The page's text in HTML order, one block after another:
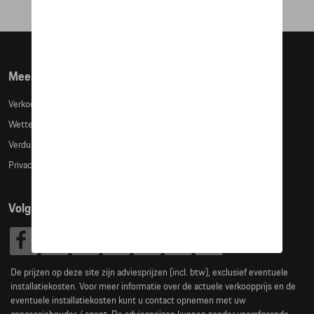
Meer info
Verkoopsvoorwaarden
Wettelijke bepalingen
Verduidelijking kledingmaten
Privacybeleid
Volg Ons
De prijzen op deze site zijn adviesprijzen (incl. btw), exclusief eventuele
installatiekosten. Voor meer informatie over de actuele verkoopprijs en de
eventuele installatiekosten kunt u contact opnemen met uw